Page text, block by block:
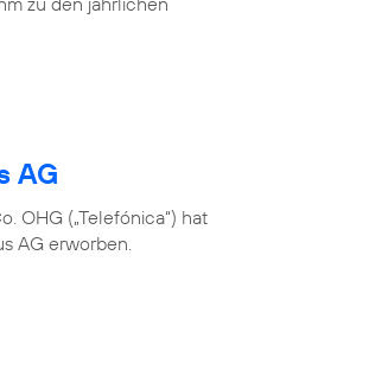
AG
OHG („Telefónica“) hat
AG erworben.